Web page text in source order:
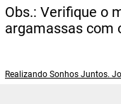
Obs.: Verifique o
argamassas com
Realizando Sonhos Juntos.